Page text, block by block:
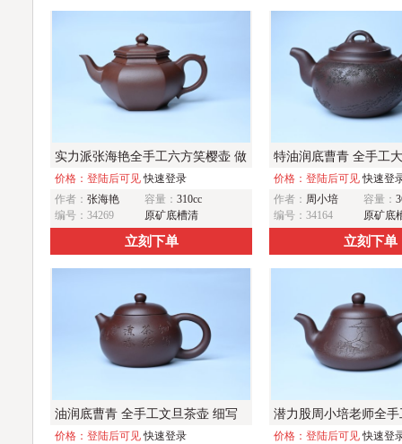
实力派张海艳全手工六方笑樱壶 做
工灰常精致 气韵流畅
价格：登陆后可见快速登录
作者： 张海艳 容量： 310cc
编号：34269
原矿底槽清
立刻下单
特油润底曹青 全手工
卡盖难度相当大 明月
石上流 期待与亲结缘
价格：登陆后可见快速登
作者： 周小培 容量：
编号：34164
原矿底
立刻下单
油润底曹青 全手工文旦茶壶 细写
茶经煮香雪 闲趣图 特文气 期待与
价格：登陆后可见快速登录
潜力股周小培老师全
德壶（借问酒家何处
价格：登陆后可见快速登